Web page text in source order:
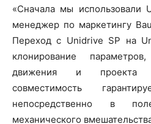
«Сначала мы использовали
менеджер по маркетингу
Переход с Unidrive SP на
клонирование
движения и проекта
совместимость
непосредственно в
механического